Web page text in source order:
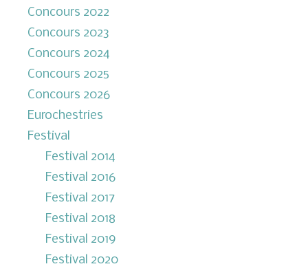
Concours 2022
Concours 2023
Concours 2024
Concours 2025
Concours 2026
Eurochestries
Festival
Festival 2014
Festival 2016
Festival 2017
Festival 2018
Festival 2019
Festival 2020